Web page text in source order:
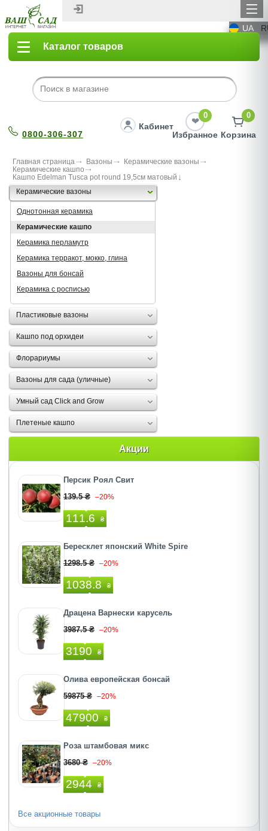
UA
Каталог товаров
0800-306-307
Кабинет
0
Избранное
0
Корзина
Главная страница Вазоны
Керамические вазоны
Керамические кашпо
Кашпо Edelman Tusca pot round 19,5cм матовый
Керамические вазоны
Однотонная керамика
Керамические кашпо
Керамика перламутр
Керамика терракот, мокко, глина
Вазоны для бонсай
Керамика с росписью
Пластиковые вазоны
Кашпо под орхидеи
Флорариумы
Вазоны для сада (уличные)
Умный сад Click and Grow
Плетеные кашпо
Акции
Персик Роял Свит
139.5 ₴ –20%
111.6 ₴
Бересклет японский White Spire
1298.5 ₴ –20%
1038.8 ₴
Драцена Варнески карусель
3987.5 ₴ –20%
3190 ₴
Олива европейская бонсай
59875 ₴ –20%
47900 ₴
Роза штамбовая микс
3680 ₴ –20%
2944 ₴
Все акционные товары